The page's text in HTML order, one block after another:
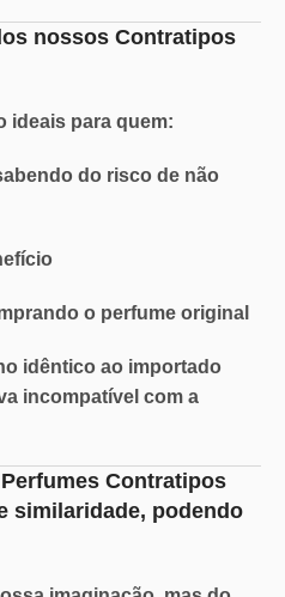
nossos Contratipos
ideais para quem:
do risco de não
o perfume original
idêntico ao importado
incompatível com a
Contratipos
similaridade, podendo